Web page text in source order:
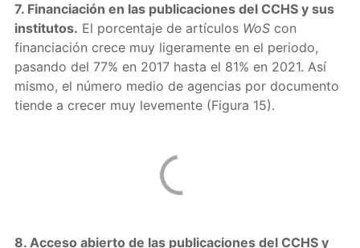
7. Financiación en las publicaciones del CCHS y sus
institutos. El porcentaje de artículos WoScon
financiación crece muy ligeramente en el periodo,
pasando del 77% en 2017 hasta el 81% en 2021. Así
mismo, el número medio de agencias por documento
tiende a crecer muy levemente (Figura 15).
8. Acceso abierto de las publicaciones del CCHS y